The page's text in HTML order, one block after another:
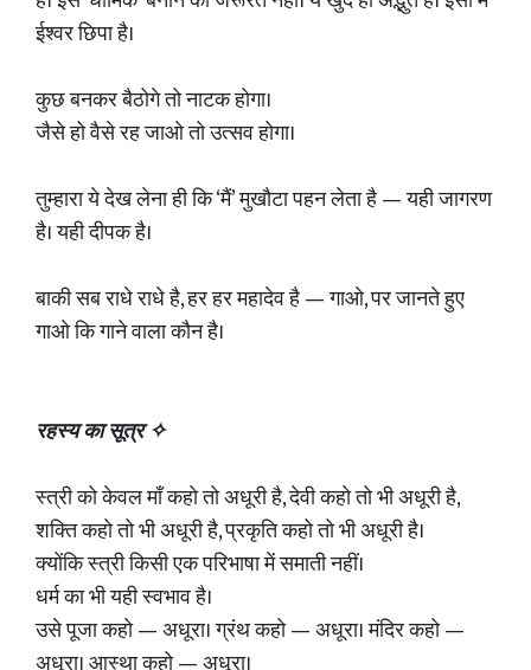
ईश्वर छिपा है।
कुछ बनकर बैठोगे तो नाटक होगा।
जैसे हो वैसे रह जाओ तो उत्सव होगा।
तुम्हारा ये देख लेना ही कि ‘मैं’ मुखौटा पहन लेता है — यही जागरण
है। यही दीपक है।
बाकी सब राधे राधे है, हर हर महादेव है — गाओ, पर जानते हुए
गाओ कि गाने वाला कौन है।
रहस्य का सूत्र ✧
स्त्री को केवल माँ कहो तो अधूरी है, देवी कहो तो भी अधूरी है,
शक्ति कहो तो भी अधूरी है, प्रकृति कहो तो भी अधूरी है।
क्योंकि स्त्री किसी एक परिभाषा में समाती नहीं।
धर्म का भी यही स्वभाव है।
उसे पूजा कहो — अधूरा। ग्रंथ कहो — अधूरा। मंदिर कहो —